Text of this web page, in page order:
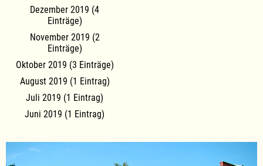
Dezember 2019 (4
Einträge)
November 2019 (2
Einträge)
Oktober 2019 (3 Einträge)
August 2019 (1 Eintrag)
Juli 2019 (1 Eintrag)
Juni 2019 (1 Eintrag)